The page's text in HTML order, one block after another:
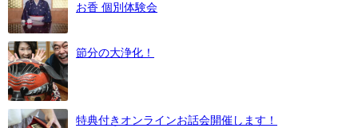
お香 個別体験会
節分の大浄化！
特典付きオンラインお話会開催します！